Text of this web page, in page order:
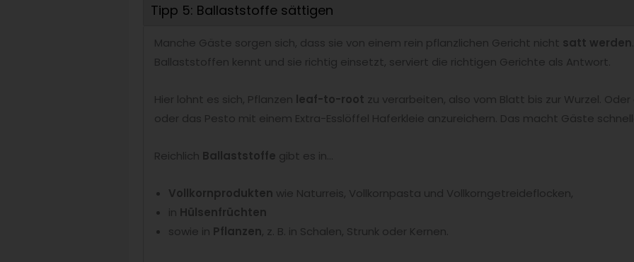
Tipp 5: Ballaststoffe sättigen
Manche Gäste sorgen sich, dass sie von einem rein pflanzlichen Gericht nicht satt werden
Ballaststoffen kennt und sie richtig einsetzt, serviert die richtigen Gerichte als Antwort.
Hier lohnt es sich, Pflanzen leaf-to-root zu verarbeiten, also vom Blatt bis zur Wurzel.
oder das Pesto mit einem Extra-Esslöffel Haferkleie anzureichern. Das macht Gäste
Reichlich Ballaststoffe gibt es in…
Vollkornprodukten wie Naturreis, Vollkornpasta und Vollkorngetreideflocken,
in Hülsenfrüchten
sowie in Pflanzen, z. B. in Schalen, Strunk oder Kernen.